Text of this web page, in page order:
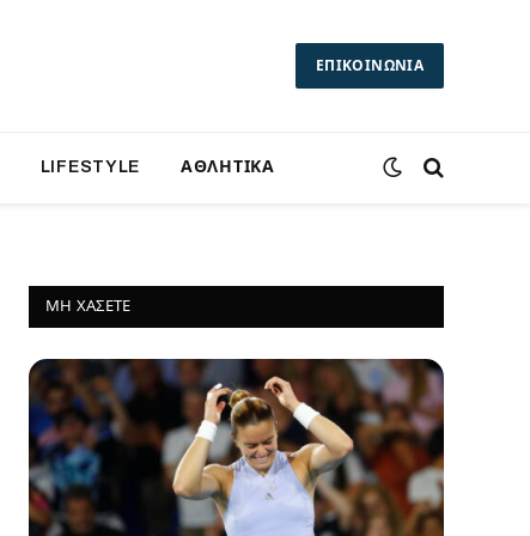
ΕΠΙΚΟΙΝΩΝΙΑ
LIFESTYLE ΑΘΛΗΤΙΚΑ
ΜΗ ΧΆΣΕΤΕ